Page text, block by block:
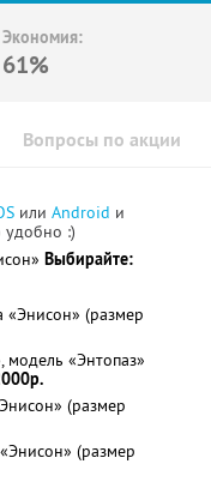
Экономия:
61%
Вопросы по акции
или Android и
удобно :)
Выбирайте:
(размер
«Энтопаз»
(размер
(размер